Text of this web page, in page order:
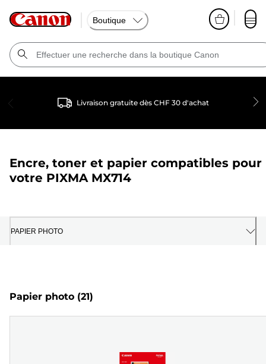
Boutique
Livraison gratuite dès CHF 30 d'achat
Encre, toner et papier compatibles pour
votre PIXMA MX714
PAPIER PHOTO
Papier photo (21)